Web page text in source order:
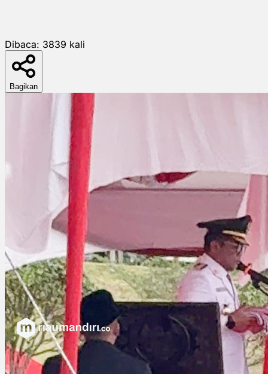
Dibaca: 3839 kali
Bagikan